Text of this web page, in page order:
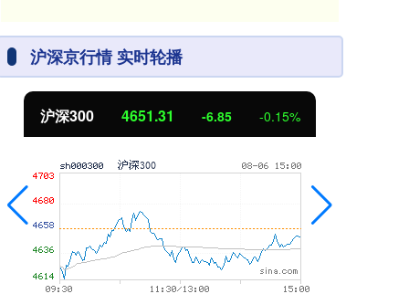
沪深京行情 实时轮播
北证50 1122.88 3.42 0.30%